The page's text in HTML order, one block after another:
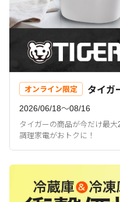
オンライン限定 タイガ
2026/06/18〜08/16
タイガーの商品が今だけ最大
調理家電がおトクに！